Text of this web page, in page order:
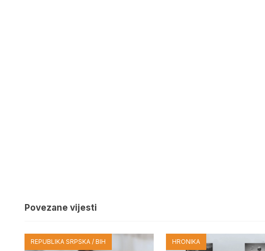
Povezane vijesti
REPUBLIKA SRPSKA / BIH HRONIKA